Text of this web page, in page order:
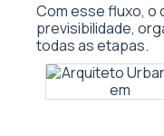
Com esse fluxo, o
previsibilidade,
todas as etapas.